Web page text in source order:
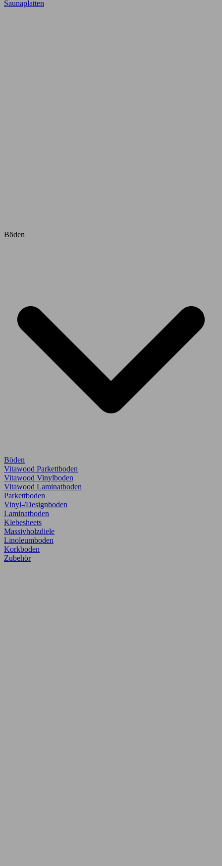
Saunaplatten
Böden
Böden
Vitawood Parkettboden
Vitawood Vinylboden
Vitawood Laminatboden
Parkettboden
Vinyl-/Designboden
Laminatboden
Klebesheets
Massivholzdiele
Linoleumboden
Korkboden
Zubehör